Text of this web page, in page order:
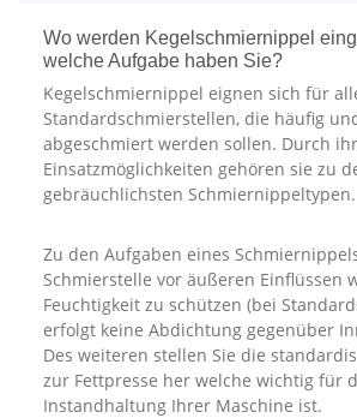
Wo werden Kegelschmiernippel
welche Aufgabe haben Sie?
Kegelschmiernippel eignen sich für
Standardschmierstellen, die häufig
abgeschmiert werden sollen. Durch
Einsatzmöglichkeiten gehören sie zu
gebräuchlichsten Schmiernippeltypen.
Zu den Aufgaben eines
Schmierstelle vor äußeren Einflüssen
Feuchtigkeit zu schützen (bei
erfolgt keine Abdichtung gegenüber
Des weiteren stellen Sie die
zur Fettpresse her welche wichtig für
Instandhaltung Ihrer Maschine ist.